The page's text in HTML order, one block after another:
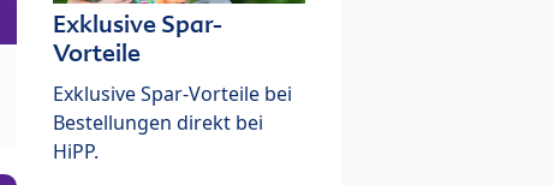
Exklusive Spar-
Vorteile
Exklusive Spar-Vorteile bei
Bestellungen direkt bei
HiPP.